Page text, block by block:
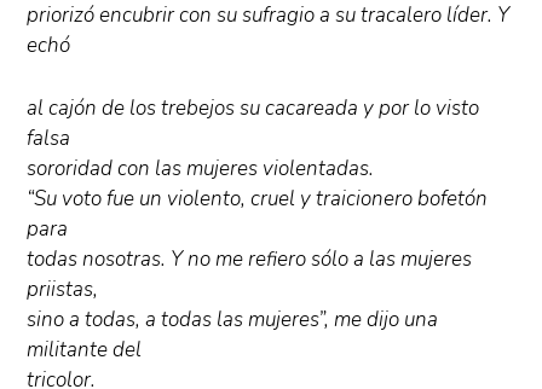
priorizó encubrir con su sufragio a su tracalero líder. Y
echó
al cajón de los trebejos su cacareada y por lo visto
falsa
sororidad con las mujeres violentadas.
“Su voto fue un violento, cruel y traicionero bofetón
para
todas nosotras. Y no me refiero sólo a las mujeres
priistas,
sino a todas, a todas las mujeres”, me dijo una
militante del
tricolor.